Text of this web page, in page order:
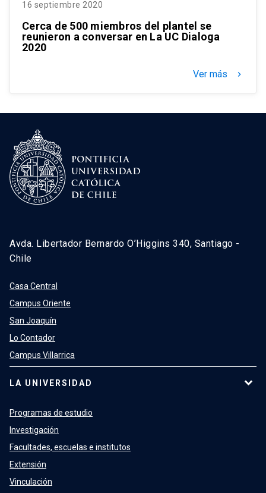
16 septiembre 2020
Cerca de 500 miembros del plantel se
reunieron a conversar en La UC Dialoga
2020
Ver más keyboard_arrow_right
Avda. Libertador Bernardo O’Higgins 340, Santiago -
Chile
Casa Central
Campus Oriente
San Joaquín
Lo Contador
Campus Villarrica
LA UNIVERSIDAD
Programas de estudio
Investigación
Facultades, escuelas e institutos
Extensión
Vinculación